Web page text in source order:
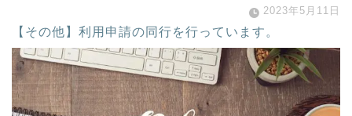
2023年5月11日
【その他】利用申請の同行を行っています。